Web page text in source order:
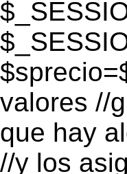
valores //
que hay
//y los